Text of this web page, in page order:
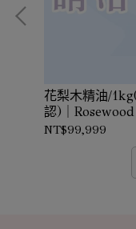
花梨木精油/
認)｜
NT$99,999